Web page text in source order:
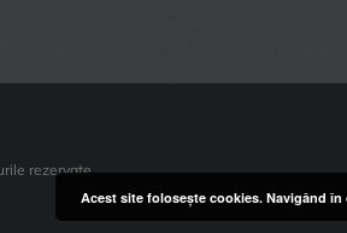
rezervate
Acest site foloseşte cookies. Navigând